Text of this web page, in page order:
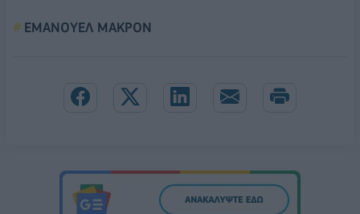
ΕΜΑΝΟΥΕΛ ΜΑΚΡΟΝ